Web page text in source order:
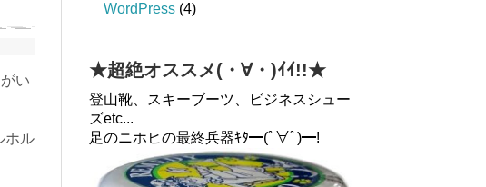
い
ホル
WordPress (4)
★超絶オススメ(・∀・)ｲｲ!!★
登山靴、スキーブーツ、ビジネスシュー
ズetc...
足のニホヒの最終兵器ｷﾀ━(ﾟ∀ﾟ)━!